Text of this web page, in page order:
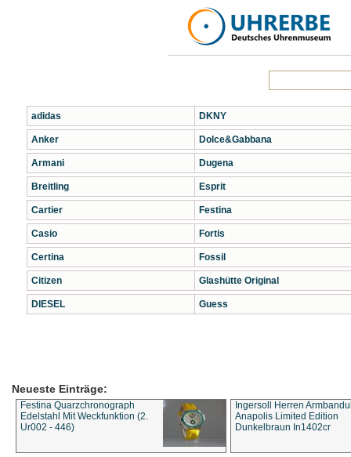
adidas
Anker
Armani
Breitling
Cartier
Casio
Certina
Citizen
DIESEL
DKNY
Dolce&Gabbana
Dugena
Esprit
Festina
Fortis
Fossil
Glashütte Original
Guess
Neueste Einträge:
Festina Quarzchronograph
Edelstahl Mit Weckfunktion (2.
Ur002 - 446)
Ingersoll Herren
Anapolis Limited Edition
Dunkelbraun In1402cr